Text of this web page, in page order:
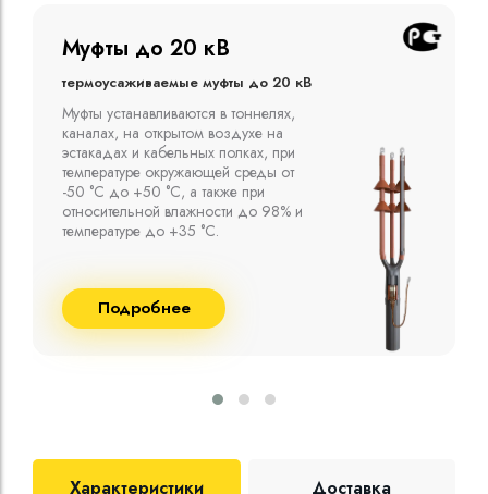
Муфты до 10 кВ
Термоусаживаемые муфты до 10 кВ
Компания ООО "Москабельторг"
предлагает, как соединительные
термоусаживаемые муфты на кабель
напряжением до 10 кВ с изоляцией
из маслопропитанной бумаги и
сшитого полиэтилена собственного
производства
Подробнее
Характеристики Доставка